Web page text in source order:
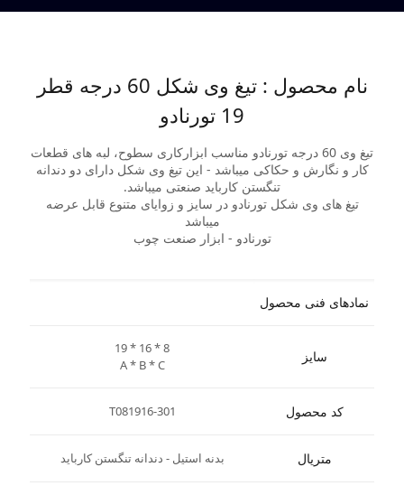
نام محصول : تیغ وی شکل 60 درجه قطر
19 تورنادو
تیغ وی 60 درجه تورنادو مناسب ابزارکاری سطوح، لبه های قطعات
کار و نگارش و حکاکی میباشد - این تیغ وی شکل دارای دو دندانه
تنگستن کارباید صنعتی میباشد.
تیغ های وی شکل تورنادو در سایز و زوایای متنوع قابل عرضه
میباشد
تورنادو - ابزار صنعت چوب
نمادهای فنی محصول
سایز
19 * 16 * 8
A * B * C
کد محصول T081916-301
متریال بدنه استیل - دندانه تنگستن کارباید